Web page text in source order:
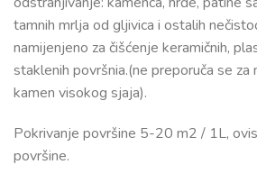
tamnih mrlja od gljivica i ostalih
namijenjeno za čišćenje keramičnih,
staklenih površnia.(ne preporuča se za
kamen visokog sjaja).
Pokrivanje površine 5-20 m2 / 1L,
površine.